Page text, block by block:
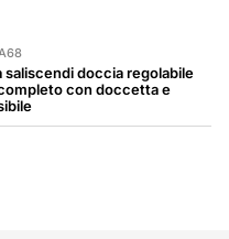
saliscendi doccia regolabile
con doccetta e